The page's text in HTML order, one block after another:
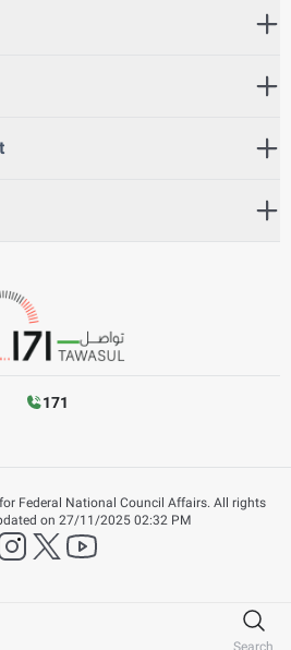
171
Federal National Council Affairs. All rights
on 27/11/2025 02:32 PM
instagram
twitter
Search